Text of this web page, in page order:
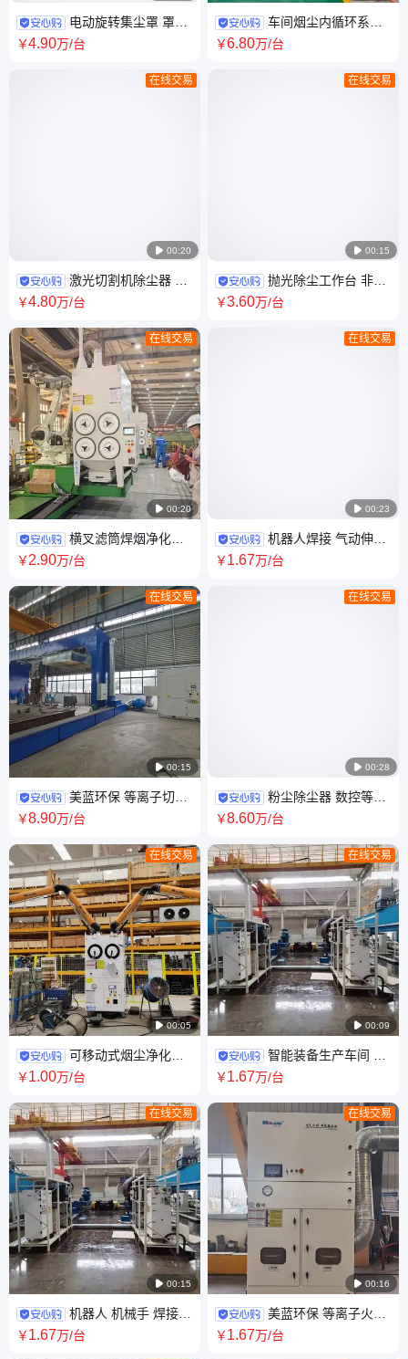
电动旋转集尘罩 罩吸
式烟尘净化器 机器人自动焊接
￥4.90万/台
 00:20
在线交易
激光切割机除尘器 大
功率光纤切割机除尘 铝合金激
￥4.80万/台
 00:20
在线交易
横叉滤筒焊烟净化器
脉冲自动清灰除尘器 滤芯粉尘
￥2.90万/台
 00:15
在线交易
美蓝环保 等离子切割
机除尘器 数控切割除尘设备 切
￥8.90万/台
 00:05
在线交易
可移动式烟尘净化器
小工况焊接 抛光 打磨 除尘设备
￥1.00万/台
 00:15
在线交易
机器人 机械手 焊接除
尘 移动式高负压烟尘净化器
￥1.67万/台
车间烟尘内循环系统
高大焊装车间整体除尘 吹吸式
￥6.80万/台
 00:15
在线交易
抛光除尘工作台 非金
属粉尘除尘 激光清洗粉尘净化
￥3.60万/台
 00:23
在线交易
机器人焊接 气动伸缩
门自动 除尘房 烟尘净化设备
￥1.67万/台
 00:28
在线交易
粉尘除尘器 数控等离
子切割机除尘设备 美蓝环保烟
￥8.60万/台
 00:09
在线交易
智能装备生产车间 20
套机器人龙门悬臂焊 配套高负
￥1.67万/台
 00:16
在线交易
美蓝环保 等离子火焰
切割 移动式集尘罩 烟尘净化设
￥1.67万/台